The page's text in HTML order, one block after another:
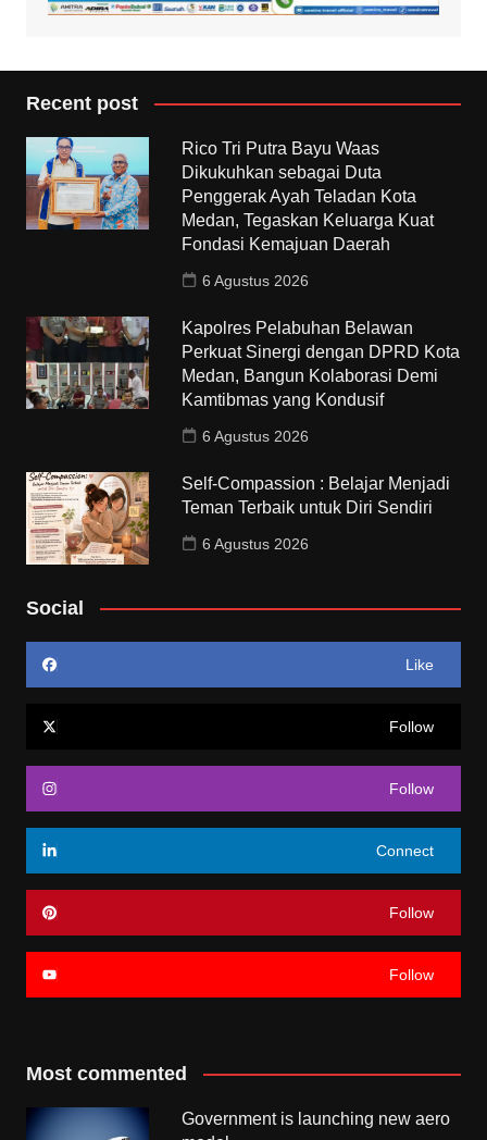
Recent post
Rico Tri Putra Bayu Waas
Dikukuhkan sebagai Duta
Penggerak Ayah Teladan Kota
Medan, Tegaskan Keluarga Kuat
Fondasi Kemajuan Daerah
6 Agustus 2026
Kapolres Pelabuhan Belawan
Perkuat Sinergi dengan DPRD Kota
Medan, Bangun Kolaborasi Demi
Kamtibmas yang Kondusif
6 Agustus 2026
Self-Compassion : Belajar Menjadi
Teman Terbaik untuk Diri Sendiri
6 Agustus 2026
Social
Like
Follow
Follow
Connect
Follow
Follow
Most commented
Government is launching new aero